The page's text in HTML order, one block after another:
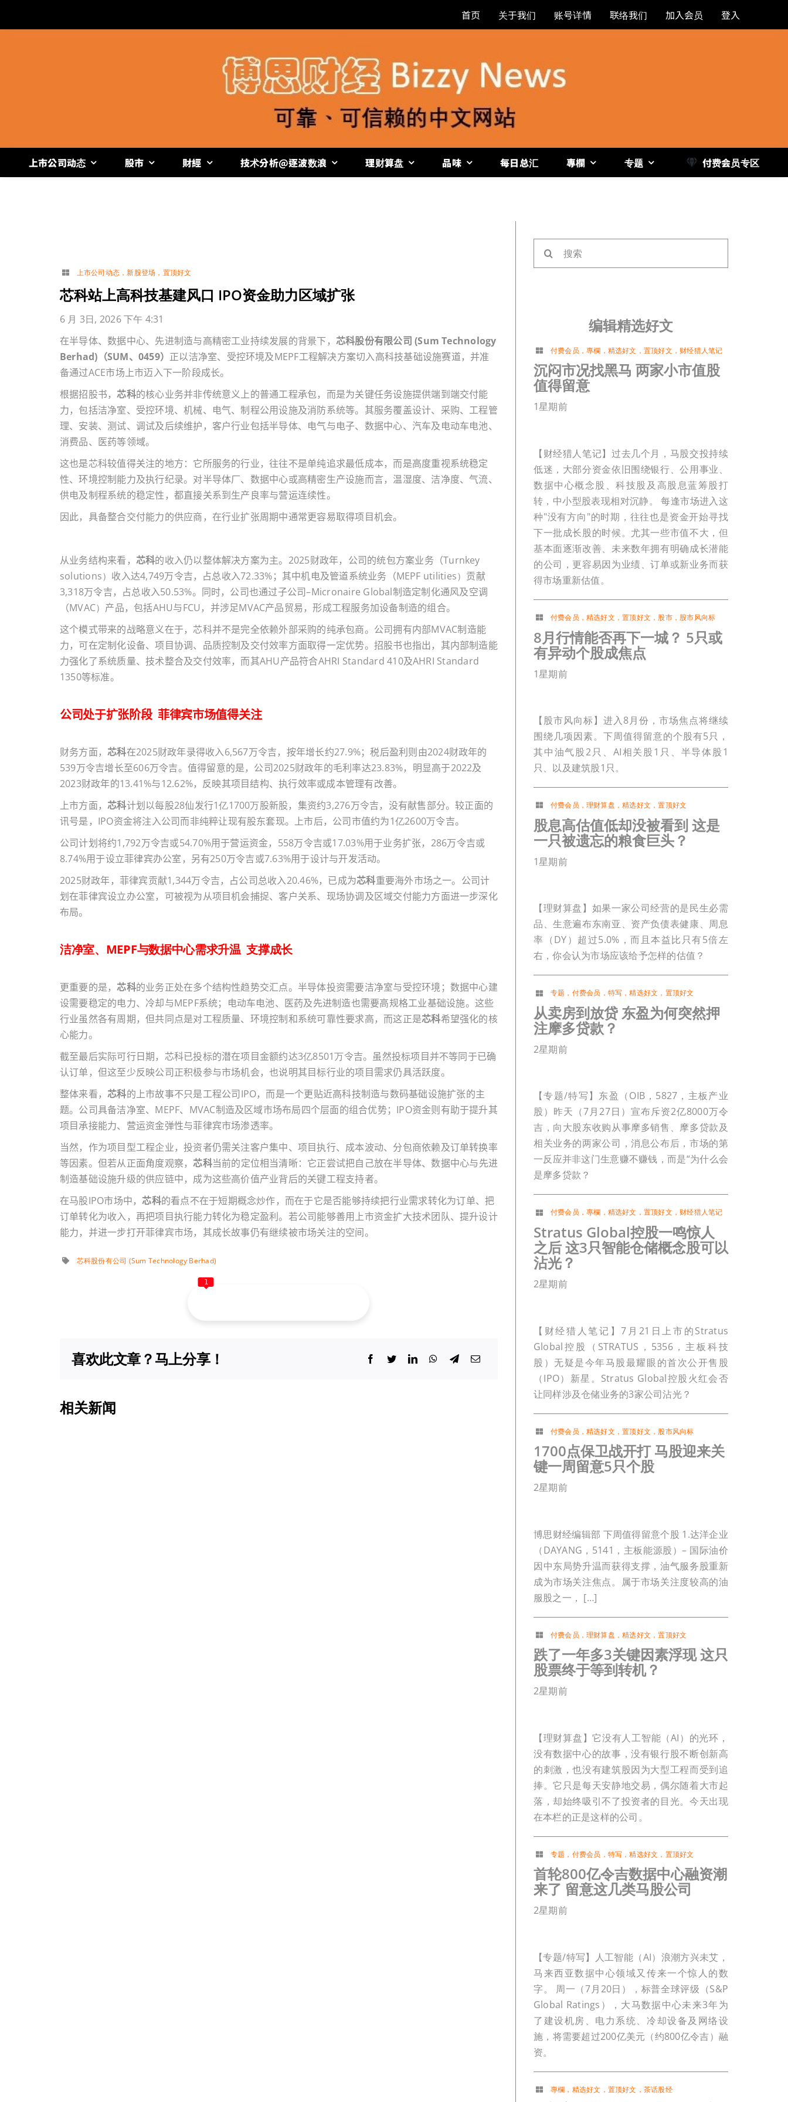
首页 关于我们 账号详情 联络我们 加入会员 登入
上市公司动态 股市 財經 技术分析@逐波数浪 理财算盘 品味 每日总汇 專欄 专题 付费会员专区
上市公司动态 ，新股登场 ， 置顶好文
芯科站上高科技基建风口 IPO资金助力区域扩张
6 月 3日, 2026 下午 4:31
在半导体、数据中心、先进制造与高精密工业持续发展的背景下， 芯科股份有限公司 (Sum Technology
Berhad) （SUM、 0459） 正以洁净室、受控环境及MEPF工程解决方案切入高科技基础设施赛道，并准
备通过ACE市场上市迈入下一阶段成长。
根据招股书，芯科的核心业务并非传统意义上的普通工程承包，而是为关键任务设施提供端到端交付能
力，包括洁净室、受控环境、机械、电气、制程公用设施及消防系统等。其服务覆盖设计、采购、工程管
理、安装、测试、调试及后续维护，客户行业包括半导体、电气与电子、数据中心、汽车及电动车电池、
消费品、医药等领域。
这也是芯科较值得关注的地方：它所服务的行业，往往不是单纯追求最低成本，而是高度重视系统稳定
性、环境控制能力及执行纪录。对半导体厂、数据中心或高精密生产设施而言，温湿度、洁净度、气流、
供电及制程系统的稳定性，都直接关系到生产良率与营运连续性。
因此，具备整合交付能力的供应商，在行业扩张周期中通常更容易取得项目机会。
从业务结构来看， 芯科的收入仍以整体解决方案为主。 2025财政年，公司的统包方案业务（Turnkey
solutions） 收入达4,749万令吉，占总收入72.33%；其中机电及管道系统业务（MEPF utilities） 贡献
3,318万令吉，占总收入50.53%。同时，公司也通过子公司–Micronaire Global制造定制化通风及空调
（MVAC） 产品，包括AHU与FCU，并涉足MVAC产品贸易，形成工程服务加设备制造的组合。
这个模式带来的战略意义在于，芯科并不是完全依赖外部采购的纯承包商。公司拥有内部MVAC制造能
力，可在定制化设备、项目协调、品质控制及交付效率方面取得一定优势。招股书也指出，其内部制造能
力强化了系统质量、技术整合及交付效率，而其AHU产品符合AHRI Standard 410及AHRI Standard
1350等标准。
公司处于扩张阶段 菲律宾市场值得关注
财务方面，芯科在2025财政年录得收入6,567万令吉，按年增长约27.9%；税后盈利则由2024财政年的
539万令吉增长至606万令吉。值得留意的是，公司2025财政年的毛利率达23.83%，明显高于2022及
2023财政年的13.41%与12.62%，反映其项目结构、执行效率或成本管理有改善。
上市方面，芯科计划以每股28仙发行1亿1700万股新股，集资约3,276万令吉，没有献售部分。较正面的
讯号是， IPO资金将注入公司而非纯粹让现有股东套现。上市后，公司市值约为1亿2600万令吉。
公司计划将约1,792万令吉或54.70%用于营运资金， 558万令吉或17.03%用于业务扩张， 286万令吉或
8.74%用于设立菲律宾办公室，另有250万令吉或7.63%用于设计与开发活动。
2025财政年，菲律宾贡献1,344万令吉，占公司总收入20.46%，已成为芯科重要海外市场之一。公司计
划在菲律宾设立办公室，可被视为从项目机会捕捉、客户关系、现场协调及区域交付能力方面进一步深化
布局。
洁净室、MEPF与数据中心需求升温 支撑成长
更重要的是，芯科的业务正处在多个结构性趋势交汇点。半导体投资需要洁净室与受控环境；数据中心建
设需要稳定的电力、冷却与MEPF系统；电动车电池、医药及先进制造也需要高规格工业基础设施。这些
行业虽然各有周期，但共同点是对工程质量、环境控制和系统可靠性要求高，而这正是芯科希望强化的核
心能力。
截至最后实际可行日期，芯科已投标的潜在项目金额约达3亿8501万令吉。虽然投标项目并不等同于已确
认订单，但这至少反映公司正积极参与市场机会，也说明其目标行业的项目需求仍具活跃度。
整体来看，芯科的上市故事不只是工程公司IPO，而是一个更贴近高科技制造与数码基础设施扩张的主
题。公司具备洁净室、 MEPF、 MVAC制造及区域市场布局四个层面的组合优势； IPO资金则有助于提升其
项目承接能力、营运资金弹性与菲律宾市场渗透率。
当然，作为项目型工程企业，投资者仍需关注客户集中、项目执行、成本波动、分包商依赖及订单转换率
等因素。但若从正面角度观察，芯科当前的定位相当清晰：它正尝试把自己放在半导体、数据中心与先进
制造基础设施升级的供应链中，成为这些高价值产业背后的关键工程支持者。
在马股IPO市场中，芯科的看点不在于短期概念炒作，而在于它是否能够持续把行业需求转化为订单、把
订单转化为收入，再把项目执行能力转化为稳定盈利。若公司能够善用上市资金扩大技术团队、提升设计
能力，并进一步打开菲律宾市场，其成长故事仍有继续被市场关注的空间。
芯科股份有公司 (Sum Technology Berhad)
1
喜欢此文章？马上分享！
相关新闻
索：
编辑精选好文
付费会员 ，專欄 ， 精选好文 ， 置顶好文 ， 财经猎人笔记
沉闷市况找黑马 两家小市值股
值得留意
1星期前
【财经猎人笔记】过去几个月，马股交投持续
低迷，大部分资金依旧围绕银行、公用事业、
数据中心概念股、科技股及高股息蓝筹股打
转，中小型股表现相对沉静。 每逢市场进入这
种"没有方向"的时期，往往也是资金开始寻找
下一批成长股的时候。尤其一些市值不大，但
基本面逐渐改善、未来数年拥有明确成长潜能
的公司，更容易因为业绩、订单或新业务而获
得市场重新估值。
付费会员 ，精选好文 ，置顶好文 ， 股市， 股市风向标
8月行情能否再下一城？ 5只或
有异动个股成焦点
1星期前
【股市风向标】进入8月份，市场焦点将继续
围绕几项因素。下周值得留意的个股有5只，
其中油气股2只、AI相关股1只、半导体股1
只、以及建筑股1只。
付费会员 ，理财算盘 ，精选好文 ，置顶好文
股息高估值低却没被看到 这是
一只被遗忘的粮食巨头？
1星期前
【理财算盘】如果一家公司经营的是民生必需
品、生意遍布东南亚、资产负债表健康、周息
率（DY）超过5.0%，而且本益比只有5倍左
右，你会认为市场应该给予怎样的估值？
专题 ， 付费会员 ， 特写 ，精选好文 ， 置顶好文
从卖房到放贷 东盈为何突然押
注摩多贷款？
2星期前
【专题/特写】东盈（OIB，5827，主板产业
股）昨天（7月27日）宣布斥资2亿8000万令
吉，向大股东收购从事摩多销售、摩多贷款及
相关业务的两家公司，消息公布后，市场的第
一反应并非这门生意赚不赚钱，而是“为什么会
是摩多贷款？
付费会员，專欄 ， 精选好文 ， 置顶好文 ，财经猎人笔记
Stratus Global控股一鸣惊人
之后 这3只智能仓储概念股可以
沾光？
2星期前
【财经猎人笔记】7月21日上市的Stratus
Global控股（STRATUS，5356，主板科技
股）无疑是今年马股最耀眼的首次公开售股
（IPO）新星。Stratus Global控股火红会否
让同样涉及仓储业务的3家公司沾光？
付费会员 ，精选好文 ，置顶好文 ， 股市风向标
1700点保卫战开打 马股迎来关
键一周留意5只个股
2星期前
博思财经编辑部 下周值得留意个股 1.达洋企业
（DAYANG，5141，主板能源股）– 国际油价
因中东局势升温而获得支撑，油气服务股重新
成为市场关注焦点。属于市场关注度较高的油
服股之一， […]
付费会员 ，理财算盘 ，精选好文 ，置顶好文
跌了一年多3关键因素浮现 这只
股票终于等到转机？
2星期前
【理财算盘】它没有人工智能（AI）的光环，
没有数据中心的故事，没有银行股不断创新高
的刺激，也没有建筑股因为大型工程而受到追
捧。它只是每天安静地交易，偶尔随着大市起
落，却始终吸引不了投资者的目光。今天出现
在本栏的正是这样的公司。
专题 ， 付费会员 ， 特写 ，精选好文 ， 置顶好文
首轮800亿令吉数据中心融资潮
来了 留意这几类马股公司
2星期前
【专题/特写】人工智能（AI）浪潮方兴未艾，
马来西亚数据中心领域又传来一个惊人的数
字。 周一（7月20日），标普全球评级（S&P
Global Ratings），大马数据中心未来3年为
了建设机房、电力系统、冷却设备及网络设
施，将需要超过200亿美元（约800亿令吉）融
资。
專欄 ， 精选好文 ， 置顶好文 ， 茶话股经